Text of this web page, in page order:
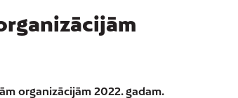
organizācijām 2022. gadam.